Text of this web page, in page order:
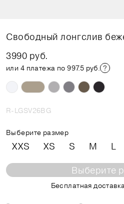
Свободный лонгслив
3990 руб.
или 4 платежа по 997.5 руб.
R-LGSV26BG
Выберите размер
XXS XS S M L
Выберите
Бесплатная